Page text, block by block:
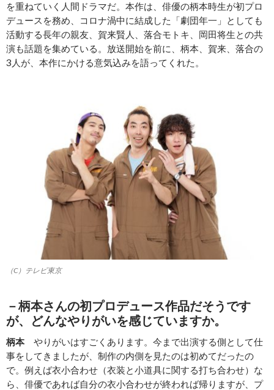
を重ねていく人間ドラマだ。本作は、俳優の柄本時生が初プロ
デュースを務め、コロナ渦中に結成した「劇団年一」としても
活動する長年の親友、賀来賢人、落合モトキ、岡田将生との共
演も話題を集めている。放送開始を前に、柄本、賀来、落合の
3人が、本作にかける意気込みを語ってくれた。
（C）テレビ東京
－柄本さんの初プロデュース作品だそうです
が、どんなやりがいを感じていますか。
柄本やりがいはすごくあります。今まで出演する側として仕
事をしてきましたが、制作の内側を見たのは初めてだったの
で。例えば衣小合わせ（衣装と小道具に関する打ち合わせ）な
ら、俳優であれば自分の衣小合わせが終われば帰りますが、プ